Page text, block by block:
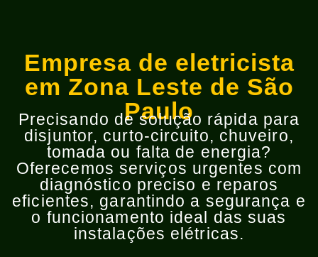
Empresa de eletricista
em Zona Leste de São
Paulo
Precisando de solução rápida para
disjuntor, curto-circuito, chuveiro,
tomada ou falta de energia?
Oferecemos serviços urgentes com
diagnóstico preciso e reparos
eficientes, garantindo a segurança e
o funcionamento ideal das suas
instalações elétricas.